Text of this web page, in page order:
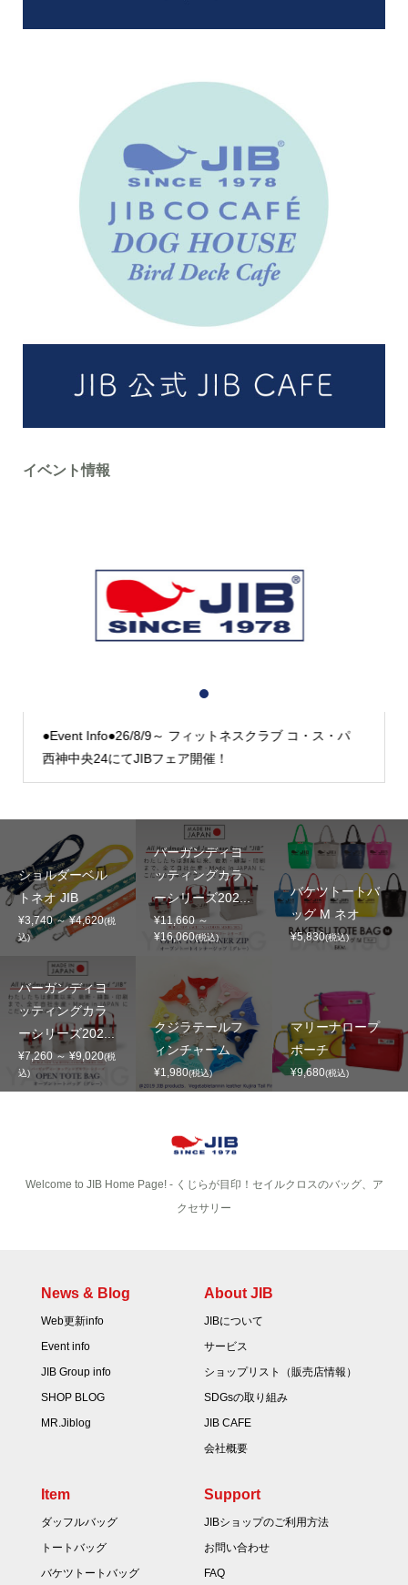
イベント情報
●Event Info●26/8/9～ フィットネスクラブ コ・ス・パ
西神中央24にてJIBフェア開催！
2
ショルダーベル
トネオ JIB
¥3,740 ～ ¥4,620(税
込)
バーガンディヨ
ッティングカラ
ーシリーズ202...
¥11,660 ～
¥16,060(税込)
バケツトートバ
ッグ M ネオ
¥5,830(税込)
バーガンディヨ
ッティングカラ
ーシリーズ202...
¥7,260 ～ ¥9,020(税
込)
クジラテールフ
ィンチャーム
¥1,980(税込)
マリーナロープ
ポーチ
¥9,680(税込)
Welcome to JIB Home Page! ‐ くじらが目印！セイルクロスのバッグ、ア
クセサリー
News & Blog
Web更新info
Event info
JIB Group info
SHOP BLOG
MR.Jiblog
About JIB
JIBについて
サービス
ショップリスト（販売店情報）
SDGsの取り組み
JIB CAFE
会社概要
Item
ダッフルバッグ
トートバッグ
バケツトートバッグ
Support
JIBショップのご利用方法
お問い合わせ
FAQ